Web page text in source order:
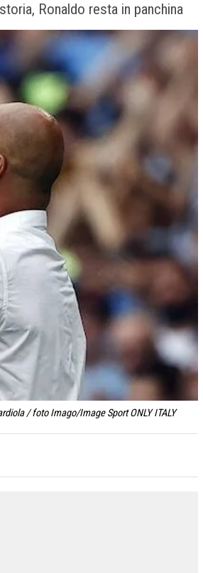
Ronaldo resta in panchina
/ foto Imago/Image Sport ONLY ITALY